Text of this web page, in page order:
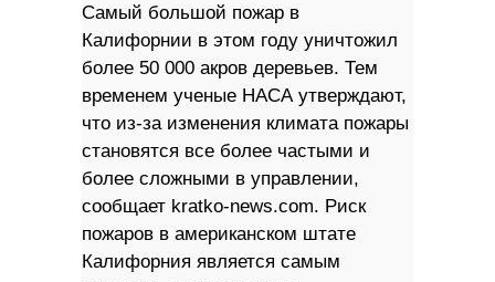
Самый большой пожар в
Калифорнии в этом году уничтожил
более 50 000 акров деревьев. Тем
временем ученые НАСА утверждают,
что из-за изменения климата пожары
становятся все более частыми и
более сложными в управлении,
сообщает kratko-news.com. Риск
пожаров в американском штате
Калифорния является самым